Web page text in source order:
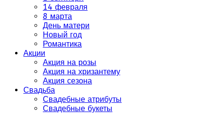
14 февраля
8 марта
День матери
Новый год
Романтика
Акции
Акция на розы
Акция на хризантему
Акция сезона
Свадьба
Свадебные атрибуты
Свадебные букеты